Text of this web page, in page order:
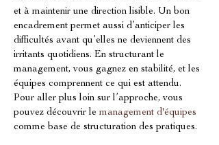
et à maintenir une direction lisible. Un bon
encadrement permet aussi d’anticiper les
difficultés avant qu’elles ne deviennent des
irritants quotidiens. En structurant le
management, vous gagnez en stabilité, et les
équipes comprennent ce qui est attendu.
Pour aller plus loin sur l’approche, vous
pouvez découvrir le management d'équipes
comme base de structuration des pratiques.